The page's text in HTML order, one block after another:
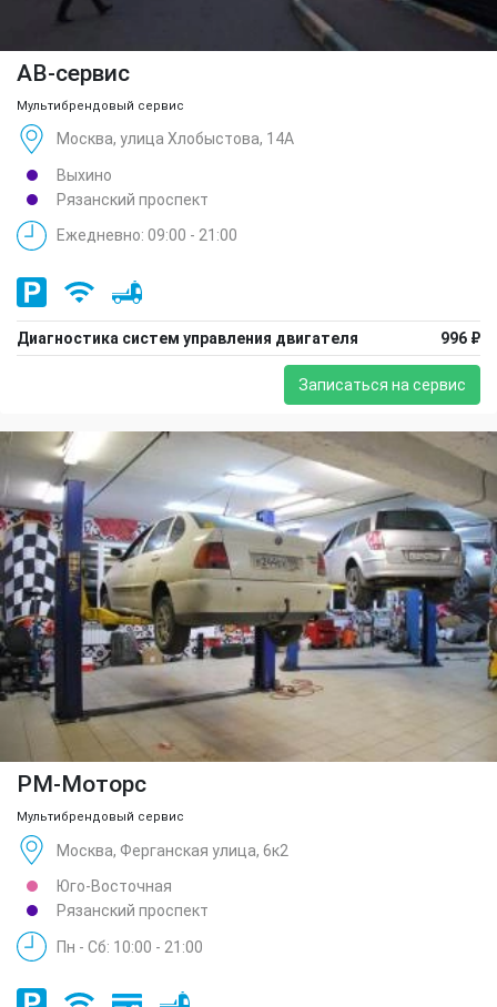
АВ-сервис
Мультибрендовый сервис
Москва, улица Хлобыстова, 14А
Выхино
Рязанский проспект
Ежедневно: 09:00 - 21:00
Диагностика систем управления двигателя 996 ₽
Записаться на сервис
РМ-Моторс
Мультибрендовый сервис
Москва, Ферганская улица, 6к2
Юго-Восточная
Рязанский проспект
Пн - Сб: 10:00 - 21:00